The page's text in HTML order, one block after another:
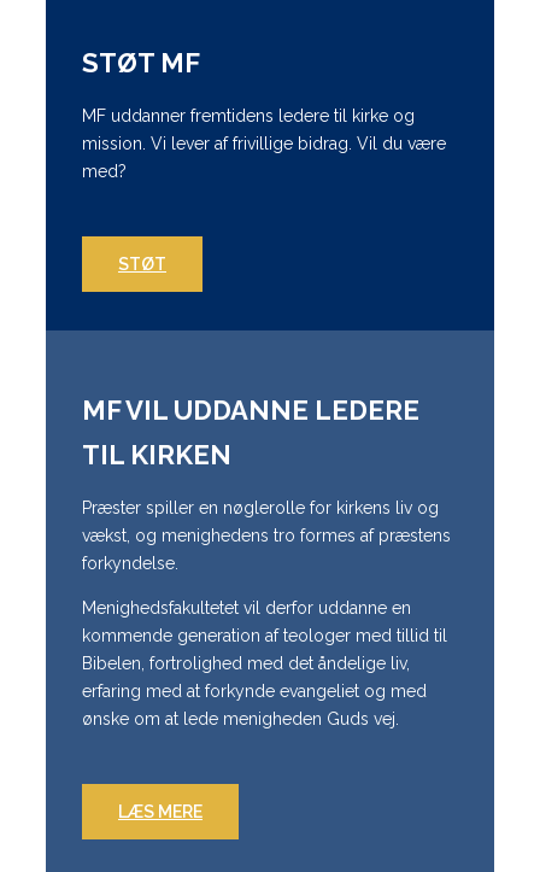
STØT MF
MF uddanner fremtidens ledere til kirke og
mission. Vi lever af frivillige bidrag. Vil du være
med?
STØT
MF VIL UDDANNE LEDERE
TIL KIRKEN
Præster spiller en nøglerolle for kirkens liv og
vækst, og menighedens tro formes af præstens
forkyndelse.
Menighedsfakultetet vil derfor uddanne en
kommende generation af teologer med tillid til
Bibelen, fortrolighed med det åndelige liv,
erfaring med at forkynde evangeliet og med
ønske om at lede menigheden Guds vej.
LÆS MERE